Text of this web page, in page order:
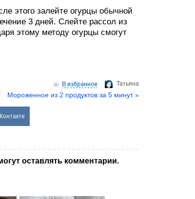
этого залейте огурцы обычной
3 дней. Слейте рассол из
этому методу огурцы смогут
Татьяна
Мороженное из 2 продуктов за 5 минут »
оставлять комментарии.